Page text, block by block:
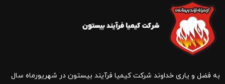
به فضل و یاری خداوند شرکت کیمیا فرآیند بیستون در شهریورماه سال